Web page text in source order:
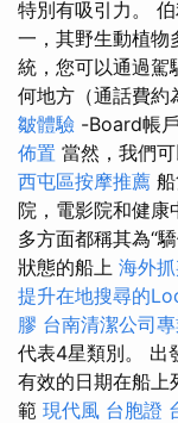
特別有吸引力。
一，其野生動植物
統，您可以通過駕
何地方（通話費
皺體驗 -Board帳
佈置 當然，我們
西屯區按摩推薦
院，電影院和健康
多方面都稱其為“
狀態的船上 海外
提升在地搜尋的
膠 台南清潔公司
代表4星類別。 出
有效的日期在船
範 現代風 台胞證